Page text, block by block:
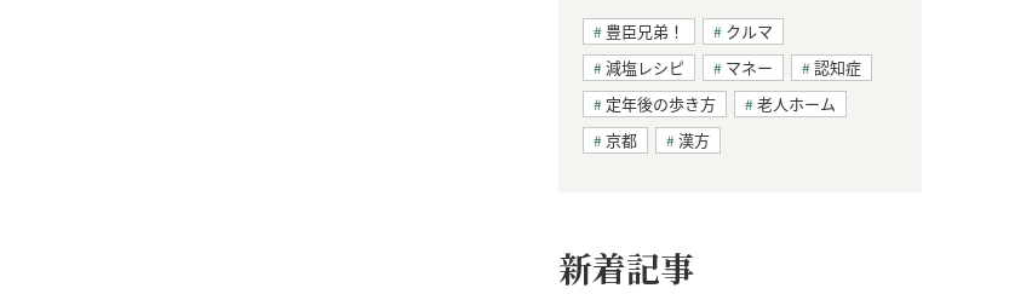
豊臣兄弟！
クルマ
減塩レシピ
マネー
認知症
定年後の歩き方
老人ホーム
京都
漢方
新着記事